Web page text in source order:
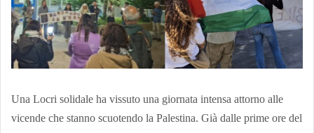
Una Locri solidale ha vissuto una giornata intensa attorno alle
vicende che stanno scuotendo la Palestina. Già dalle prime ore del